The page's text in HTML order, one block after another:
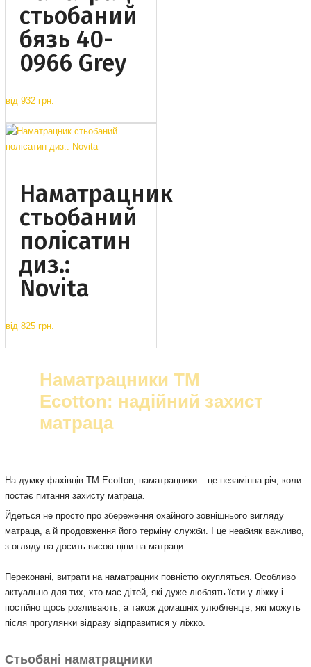
стьобаний
бязь 40-
0966 Grey
від 932 грн.
Наматрацник
стьобаний
полісатин
диз.:
Novita
від 825 грн.
Наматрацники ТМ
Ecotton: надійний захист
матраца
На думку фахівців ТМ Ecotton, наматрацники – це незамінна річ, коли
постає питання захисту матраца.
Йдеться не просто про збереження охайного зовнішнього вигляду
матраца, а й продовження його терміну служби. І це неабияк важливо,
з огляду на досить високі ціни на матраци.
Переконані, витрати на наматрацник повністю окупляться. Особливо
актуально для тих, хто має дітей, які дуже люблять їсти у ліжку і
постійно щось розливають, а також домашніх улюбленців, які можуть
після прогулянки відразу відправитися у ліжко.
Стьобані наматрацники